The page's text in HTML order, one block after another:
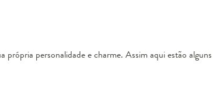
própria personalidade e charme. Assim aqui estão alguns